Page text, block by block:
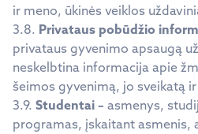
ir meno, ūkinės veiklos
3.8. Privataus pobūdžio
privataus gyvenimo apsaugą
neskelbtina informacija apie
šeimos gyvenimą, jo sveikatą
3.9. Studentai – asmenys,
programas, įskaitant asmenis,